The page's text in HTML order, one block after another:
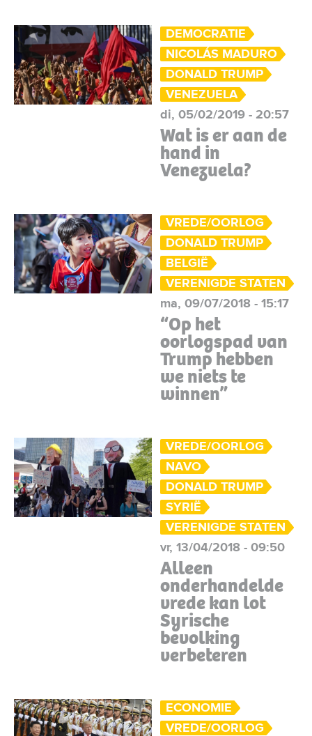
DEMOCRATIE
NICOLÁS MADURO
DONALD TRUMP
VENEZUELA
di, 05/02/2019 - 20:57
Wat is er aan de
hand in
Venezuela?
VREDE/OORLOG
DONALD TRUMP
BELGIË
VERENIGDE STATEN
ma, 09/07/2018 - 15:17
“Op het
oorlogspad van
Trump hebben
we niets te
winnen”
VREDE/OORLOG
NAVO
DONALD TRUMP
SYRIË
VERENIGDE STATEN
vr, 13/04/2018 - 09:50
Alleen
onderhandelde
vrede kan lot
Syrische
bevolking
verbeteren
ECONOMIE
VREDE/OORLOG